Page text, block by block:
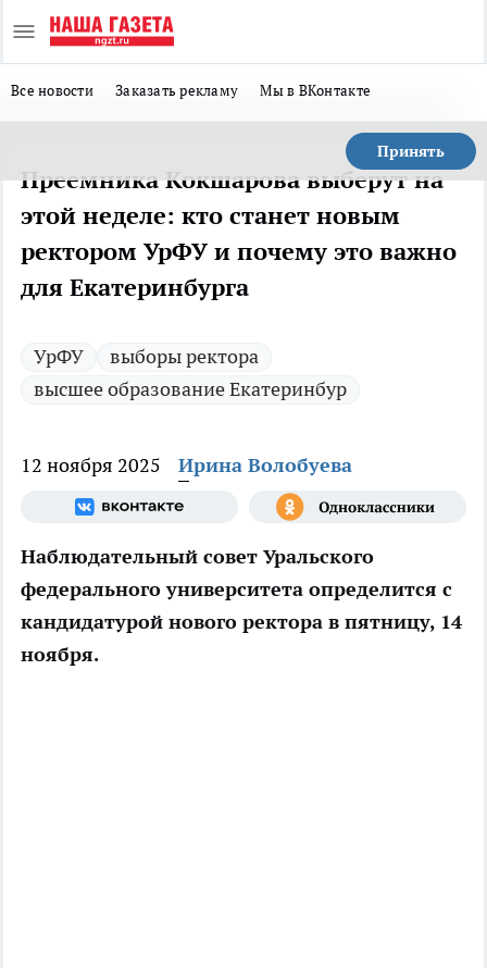
Все новости Заказать рекламу Мы в ВКонтакте
Принять
Преемника Кокшарова выберут на
этой неделе: кто станет новым
ректором УрФУ и почему это важно
для Екатеринбурга
УрФУ
выборы ректора
высшее образование Екатеринбур
12 ноября 2025 Ирина Волобуева
Наблюдательный совет Уральского
федерального университета определится с
кандидатурой нового ректора в пятницу, 14
ноября.